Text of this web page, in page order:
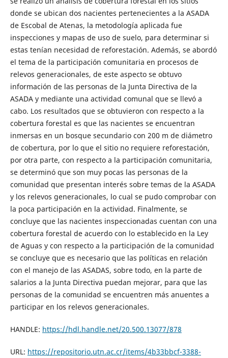
donde se ubican dos nacientes pertenecientes a la ASADA
de Escobal de Atenas, la metodología aplicada fue
inspecciones y mapas de uso de suelo, para determinar si
estas tenían necesidad de reforestación. Además, se abordó
el tema de la participación comunitaria en procesos de
relevos generacionales, de este aspecto se obtuvo
información de las personas de la Junta Directiva de la
ASADA y mediante una actividad comunal que se llevó a
cabo. Los resultados que se obtuvieron con respecto a la
cobertura forestal es que las nacientes se encuentran
inmersas en un bosque secundario con 200 m de diámetro
de cobertura, por lo que el sitio no requiere reforestación,
por otra parte, con respecto a la participación comunitaria,
se determinó que son muy pocas las personas de la
comunidad que presentan interés sobre temas de la ASADA
y los relevos generacionales, lo cual se pudo comprobar con
la poca participación en la actividad. Finalmente, se
concluye que las nacientes inspeccionadas cuentan con una
cobertura forestal de acuerdo con lo establecido en la Ley
de Aguas y con respecto a la participación de la comunidad
se concluye que es necesario que las políticas en relación
con el manejo de las ASADAS, sobre todo, en la parte de
salarios a la Junta Directiva puedan mejorar, para que las
personas de la comunidad se encuentren más anuentes a
participar en los relevos generacionales.
HANDLE: https://hdl.handle.net/20.500.13077/878
URL: https://repositorio.utn.ac.cr/items/4b33bbcf-3388-